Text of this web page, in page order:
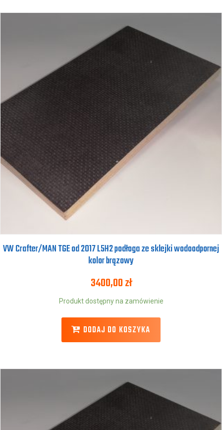
VW Crafter/MAN TGE od 2017 L5H2 podłoga ze sklejki wodoodpornej
kolor brązowy
3400,00zł
Produkt dostępny na zamówienie
DODAJ DO KOSZYKA